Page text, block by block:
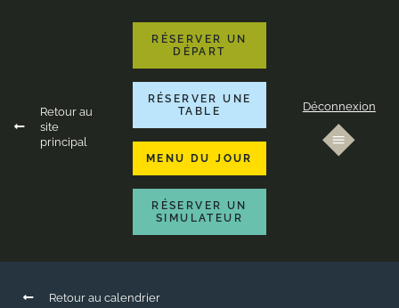
Retour au
site
principal
RÉSERVER UN
DÉPART
RÉSERVER UNE
TABLE
MENU DU JOUR
RÉSERVER UN
SIMULATEUR
Déconnexion
Retour au calendrier